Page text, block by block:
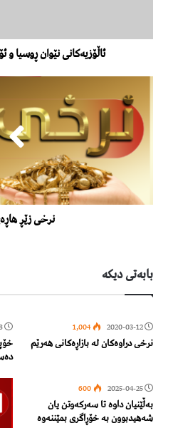
ئاڵۆزیەکانی نێوان ڕوسیا و
نرخی زێڕ
بابەتی دیكە
2020-03-12
1,004
نرخی دراوەکان لە بازاڕەکانی هەرێم
2025-04-25
600
بەڵێنیان داوە تا سەرکەوتن یان
شەهیدبوون بە خۆڕاگری بمێننەوە